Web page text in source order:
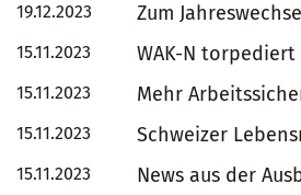
19.12.2023 Zum
15.11.2023 WAK-N torpediert
15.11.2023 Mehr
15.11.2023 Schweizer
15.11.2023 News aus der